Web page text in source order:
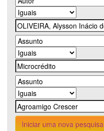
Iniciar uma nova pesquisa